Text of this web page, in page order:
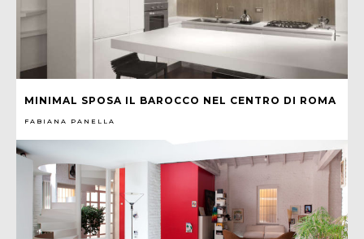
MINIMAL SPOSA IL BAROCCO NEL CENTRO DI ROMA
FABIANA PANELLA